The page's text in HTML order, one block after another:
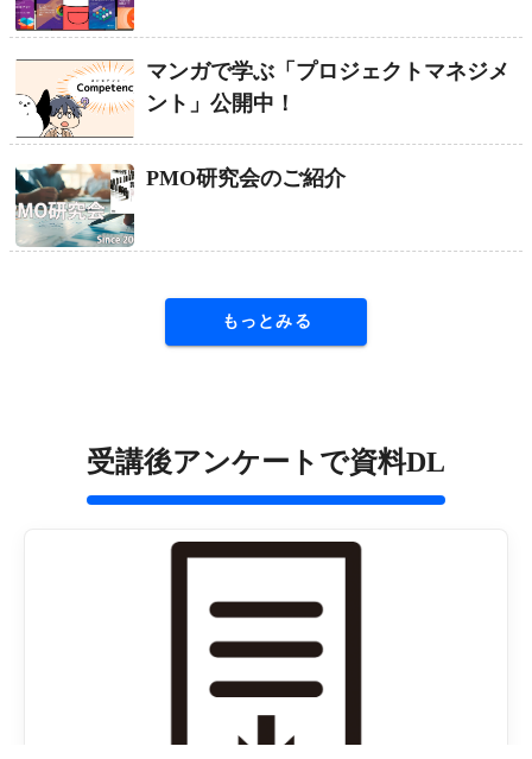
マンガで学ぶ「プロジェクトマネジメ
ント」公開中！
PMO研究会のご紹介
もっとみる
受講後アンケートで資料DL